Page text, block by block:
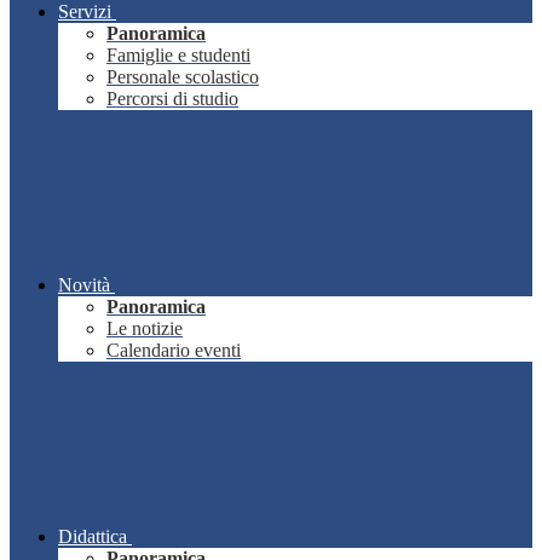
Servizi
Panoramica
Famiglie e studenti
Personale scolastico
Percorsi di studio
Novità
Panoramica
Le notizie
Calendario eventi
Didattica